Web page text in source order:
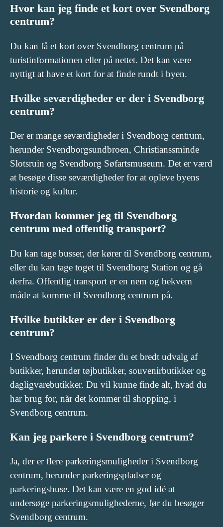
Hvor kan jeg finde et kort over Svendborg
centrum?
Du kan få et kort over Svendborg centrum på
turistinformationen eller på nettet. Det kan være
nyttigt at have et kort for at finde rundt i byen.
Hvilke seværdigheder er der i Svendborg
centrum?
Der er mange seværdigheder i Svendborg centrum,
herunder Svendborgsundbroen, Christianssminde
Slotsruin og Svendborg Søfartsmuseum. Det er værd
at besøge disse seværdigheder for at opleve byens
historie og kultur.
Hvordan kommer jeg til Svendborg
centrum med offentlig transport?
Du kan tage busser, der kører til Svendborg centrum,
eller du kan tage toget til Svendborg Station og gå
derfra. Offentlig transport er en nem og bekvem
måde at komme til Svendborg centrum på.
Hvilke butikker er der i Svendborg
centrum?
I Svendborg centrum finder du et bredt udvalg af
butikker, herunder tøjbutikker, souvenirbutikker og
dagligvarebutikker. Du vil kunne finde alt, hvad du
har brug for, når det kommer til shopping, i
Svendborg centrum.
Kan jeg parkere i Svendborg centrum?
Ja, der er flere parkeringsmuligheder i Svendborg
centrum, herunder parkeringspladser og
parkeringshuse. Det kan være en god idé at
undersøge parkeringsmulighederne, før du besøger
Svendborg centrum.